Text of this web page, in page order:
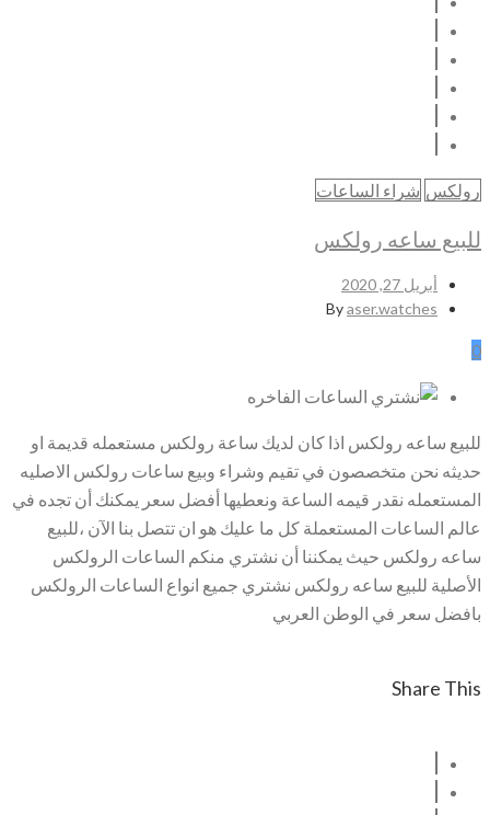
رولكس شراء الساعات
للبيع ساعه رولكس
أبريل 27, 2020
Byaser.watches
0
للبيع ساعه رولكس اذا كان لديك ساعة رولكس مستعمله قديمة او
حديثه نحن متخصصون في تقيم وشراء وبيع ساعات رولكس الاصليه
المستعمله نقدر قيمه الساعة ونعطيها أفضل سعر يمكنك أن تجده في
عالم الساعات المستعملة كل ما عليك هو ان تتصل بنا الآن ،للبيع
ساعه رولكس حيث يمكننا أن نشتري منكم الساعات الرولكس
الأصلية للبيع ساعه رولكس نشتري جميع انواع الساعات الرولكس
بافضل سعر في الوطن العربي
Share This